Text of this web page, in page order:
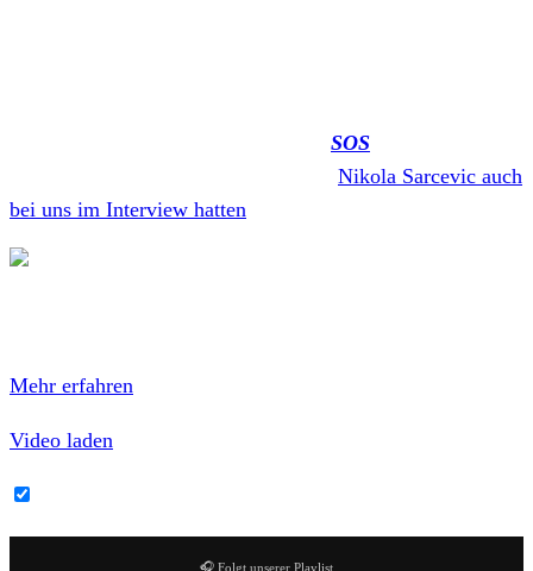
SOS
Nikola Sarcevic auch
bei uns im Interview hatten
Mehr erfahren
Video laden
🎧 Folgt unserer Playlist